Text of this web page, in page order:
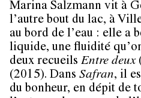
Marina Salzmann vit à
l’autre bout du lac, à
au bord de l’eau : elle a
liquide, une fluidité
deux recueils Entre deux
(2015). Dans Safran, il
du bonheur, en dépit de